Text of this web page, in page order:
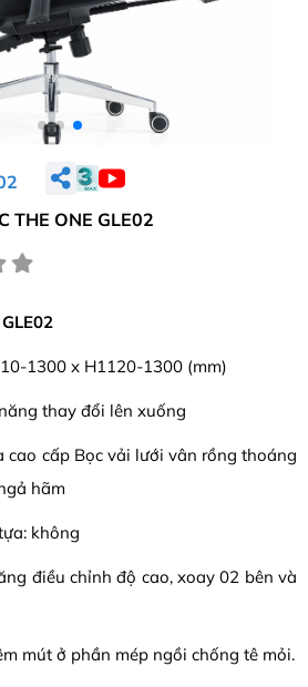
THE ONE GLE02
1300 x H1120-1300 (mm)
thay đổi lên xuống
cao cấp Bọc vải lưới vân rồng thoáng
hãm
không
điều chỉnh độ cao, xoay 02 bên và
mút ở phần mép ngồi chống tê mỏi.